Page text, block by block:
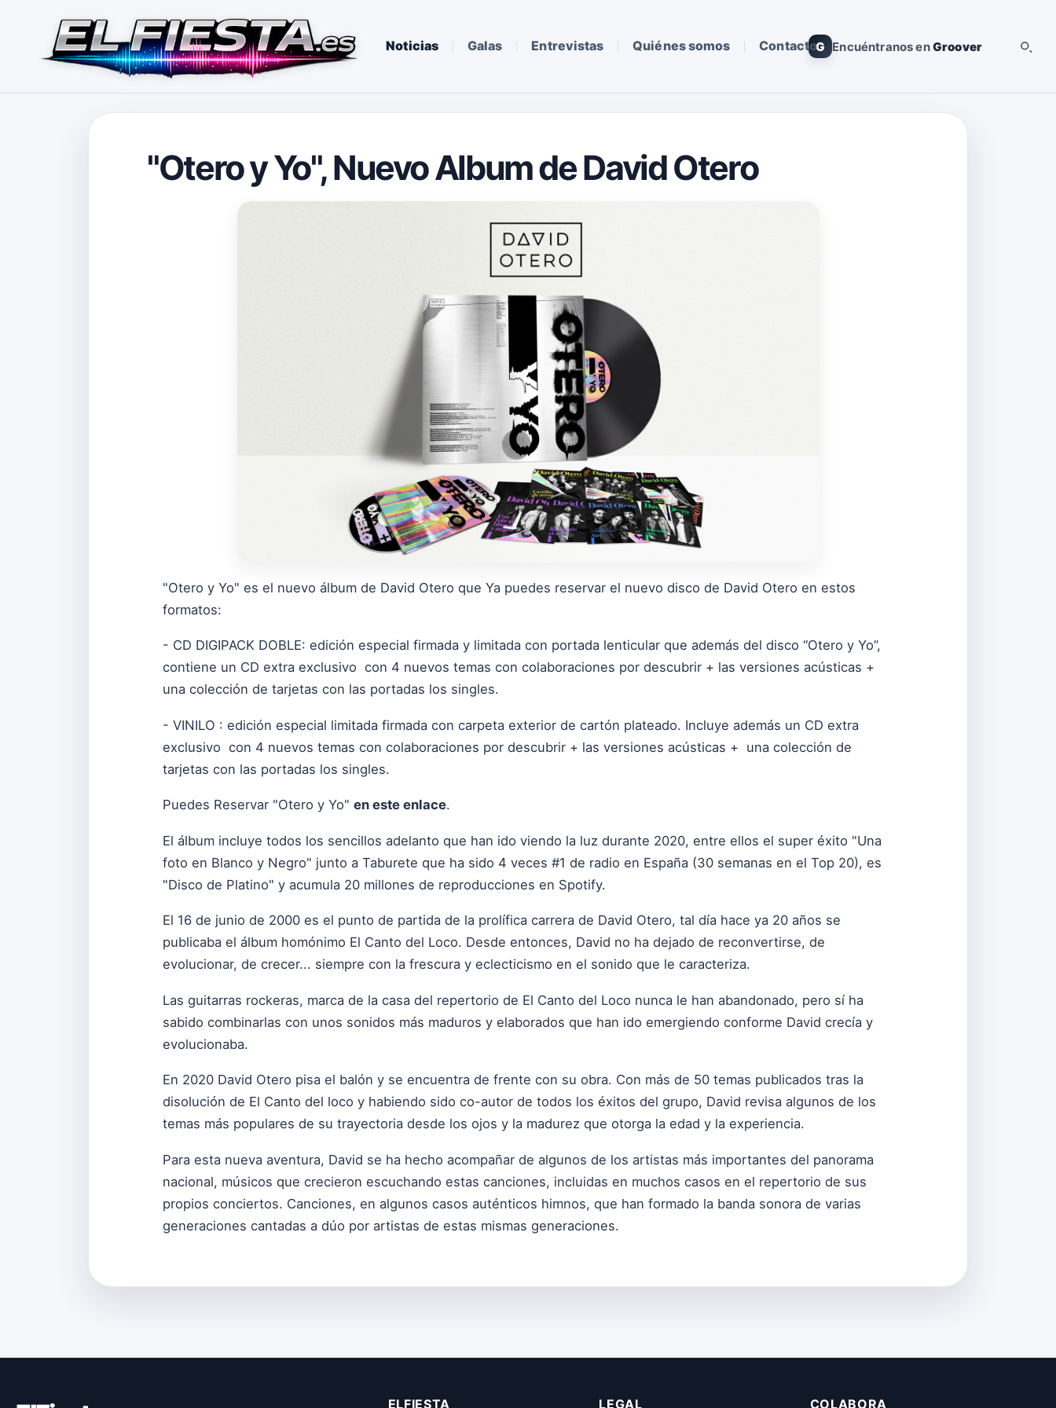
Noticias Galas Entrevistas Quiénes somos ContactoG Encuéntranos enGroover
"Otero y Yo", Nuevo Album de David Otero
"Otero y Yo" es el nuevo álbum de David Otero que Ya puedes reservar el nuevo disco de David Otero en estos
formatos:
- CD DIGIPACK DOBLE: edición especial firmada y limitada con portada lenticular que además del disco “Otero y Yo”,
contiene un CD extra exclusivo con 4 nuevos temas con colaboraciones por descubrir + las versiones acústicas +
una colección de tarjetas con las portadas los singles.
- VINILO : edición especial limitada firmada con carpeta exterior de cartón plateado. Incluye además un CD extra
exclusivo con 4 nuevos temas con colaboraciones por descubrir + las versiones acústicas + una colección de
tarjetas con las portadas los singles.
Puedes Reservar "Otero y Yo" en este enlace.
El álbum incluye todos los sencillos adelanto que han ido viendo la luz durante 2020, entre ellos el super éxito "Una
foto en Blanco y Negro" junto a Taburete que ha sido 4 veces #1 de radio en España (30 semanas en el Top 20), es
"Disco de Platino" y acumula 20 millones de reproducciones en Spotify.
El 16 de junio de 2000 es el punto de partida de la prolífica carrera de David Otero, tal día hace ya 20 años se
publicaba el álbum homónimo El Canto del Loco. Desde entonces, David no ha dejado de reconvertirse, de
evolucionar, de crecer... siempre con la frescura y eclecticismo en el sonido que le caracteriza.
Las guitarras rockeras, marca de la casa del repertorio de El Canto del Loco nunca le han abandonado, pero sí ha
sabido combinarlas con unos sonidos más maduros y elaborados que han ido emergiendo conforme David crecía y
evolucionaba.
En 2020 David Otero pisa el balón y se encuentra de frente con su obra. Con más de 50 temas publicados tras la
disolución de El Canto del loco y habiendo sido co-autor de todos los éxitos del grupo, David revisa algunos de los
temas más populares de su trayectoria desde los ojos y la madurez que otorga la edad y la experiencia.
Para esta nueva aventura, David se ha hecho acompañar de algunos de los artistas más importantes del panorama
nacional, músicos que crecieron escuchando estas canciones, incluidas en muchos casos en el repertorio de sus
propios conciertos. Canciones, en algunos casos auténticos himnos, que han formado la banda sonora de varias
generaciones cantadas a dúo por artistas de estas mismas generaciones.
ELFIESTA LEGAL COLABORA